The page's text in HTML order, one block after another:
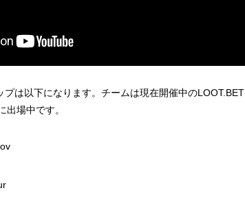
は以下になります。チームは現在開催中のLOOT.BET
場中です。